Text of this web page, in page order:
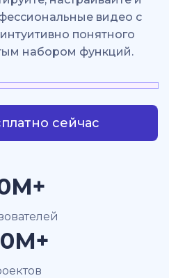
видео с
понятного
набором функций.
сейчас